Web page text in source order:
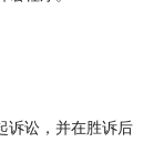
讼，并在胜诉后